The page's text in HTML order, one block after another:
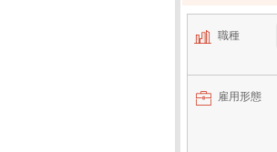
職種
雇用形態